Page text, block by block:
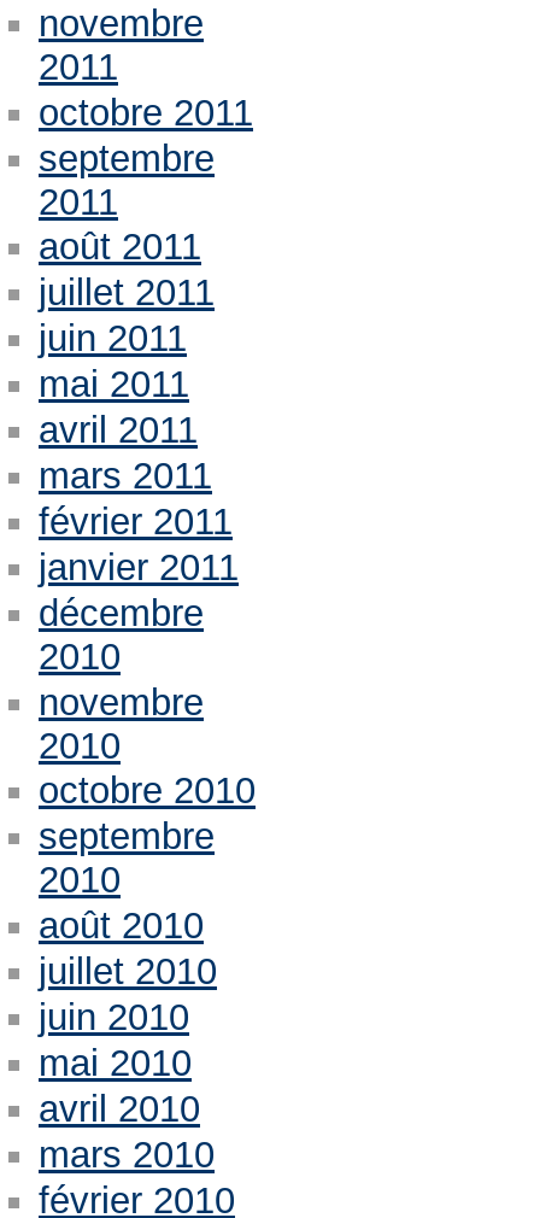
novembre
2011
octobre 2011
septembre
2011
août 2011
juillet 2011
juin 2011
mai 2011
avril 2011
mars 2011
février 2011
janvier 2011
décembre
2010
novembre
2010
octobre 2010
septembre
2010
août 2010
juillet 2010
juin 2010
mai 2010
avril 2010
mars 2010
février 2010